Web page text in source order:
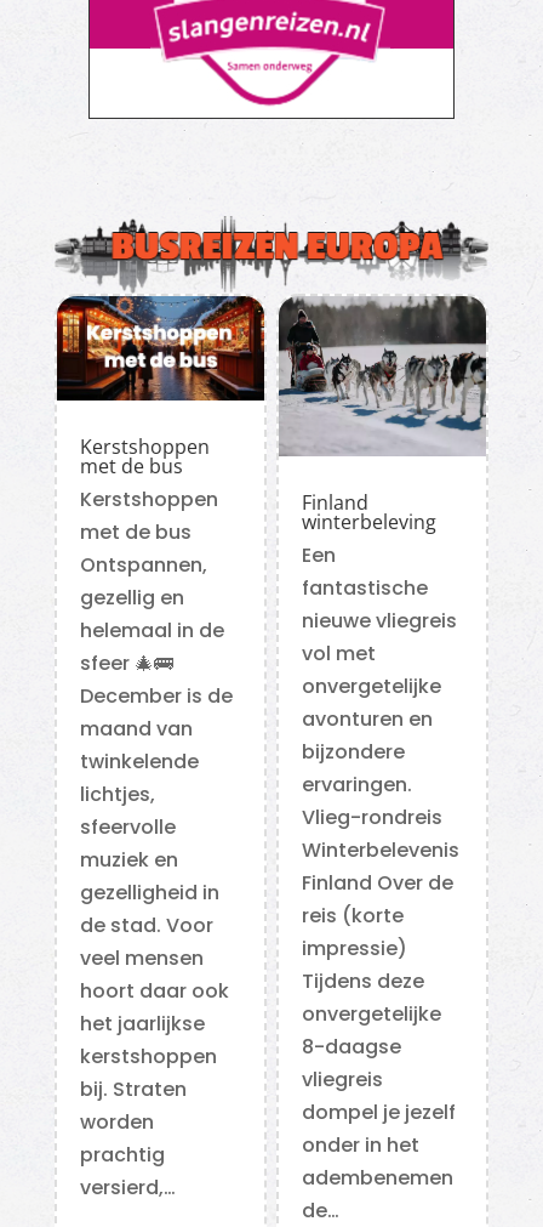
Kerstshoppen
met de bus
Kerstshoppen
met de bus
Ontspannen,
gezellig en
helemaal in de
sfeer 🎄🚌
December is de
maand van
twinkelende
lichtjes,
sfeervolle
muziek en
gezelligheid in
de stad. Voor
veel mensen
hoort daar ook
het jaarlijkse
kerstshoppen
bij. Straten
worden
prachtig
versierd,…
Finland
winterbeleving
Een
fantastische
nieuwe vliegreis
vol met
onvergetelijke
avonturen en
bijzondere
ervaringen.
Vlieg-rondreis
Winterbelevenis
Finland Over de
reis (korte
impressie)
Tijdens deze
onvergetelijke
8-daagse
vliegreis
dompel je jezelf
onder in het
adembenemen
de…